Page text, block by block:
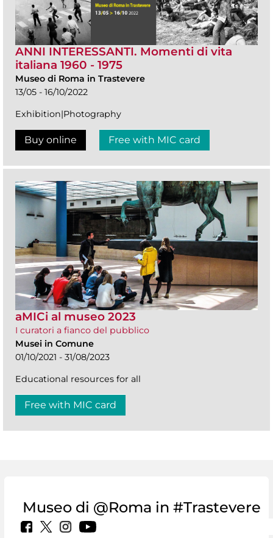
ANNI INTERESSANTI. Momenti di vita
italiana 1960 - 1975
Museo di Roma in Trastevere
13/05 - 16/10/2022
Exhibition|Photography
Buy online Free with MIC card
aMICi al museo 2023
I curatori a fianco del pubblico
Musei in Comune
01/10/2021 - 31/08/2023
Educational resources for all
Free with MIC card
Museo di @Roma in #Trastevere